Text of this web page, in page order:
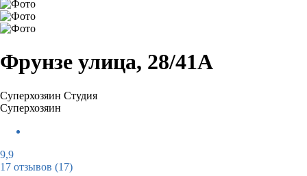
Фрунзе улица, 28/41А
Суперхозяин Студия
Суперхозяин
9,9
17 отзывов (17)